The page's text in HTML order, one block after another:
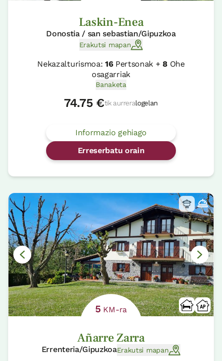
Laskin-Enea
Donostia / san sebastian/Gipuzkoa
Erakutsi mapan
Nekazalturismoa: 16Pertsonak +8Ohe
osagarriak
Banaketa
74.75 €tik aurreralogelan
Informazio gehiago
Erreserbatu orain
5 KM-ra
Añarre Zarra
Errenteria/GipuzkoaErakutsi mapan